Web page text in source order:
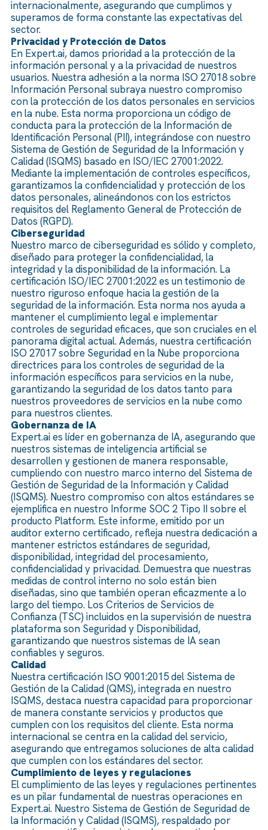
internacionalmente, asegurando que cumplimos y
superamos de forma constante las expectativas del
sector.
Privacidad y Protección de Datos
En Expert.ai, damos prioridad a la protección de la
información personal y a la privacidad de nuestros
usuarios. Nuestra adhesión a la norma ISO 27018 sobre
Información Personal subraya nuestro compromiso
con la protección de los datos personales en servicios
en la nube. Esta norma proporciona un código de
conducta para la protección de la Información de
Identificación Personal (PII), integrándose con nuestro
Sistema de Gestión de Seguridad de la Información y
Calidad (ISQMS) basado en ISO/IEC 27001:2022.
Mediante la implementación de controles específicos,
garantizamos la confidencialidad y protección de los
datos personales, alineándonos con los estrictos
requisitos del Reglamento General de Protección de
Datos (RGPD).
Ciberseguridad
Nuestro marco de ciberseguridad es sólido y completo,
diseñado para proteger la confidencialidad, la
integridad y la disponibilidad de la información. La
certificación ISO/IEC 27001:2022 es un testimonio de
nuestro riguroso enfoque hacia la gestión de la
seguridad de la información. Esta norma nos ayuda a
mantener el cumplimiento legal e implementar
controles de seguridad eficaces, que son cruciales en el
panorama digital actual. Además, nuestra certificación
ISO 27017 sobre Seguridad en la Nube proporciona
directrices para los controles de seguridad de la
información específicos para servicios en la nube,
garantizando la seguridad de los datos tanto para
nuestros proveedores de servicios en la nube como
para nuestros clientes.
Gobernanza de IA
Expert.ai es líder en gobernanza de IA, asegurando que
nuestros sistemas de inteligencia artificial se
desarrollen y gestionen de manera responsable,
cumpliendo con nuestro marco interno del Sistema de
Gestión de Seguridad de la Información y Calidad
(ISQMS). Nuestro compromiso con altos estándares se
ejemplifica en nuestro Informe SOC 2 Tipo II sobre el
producto Platform. Este informe, emitido por un
auditor externo certificado, refleja nuestra dedicación a
mantener estrictos estándares de seguridad,
disponibilidad, integridad del procesamiento,
confidencialidad y privacidad. Demuestra que nuestras
medidas de control interno no solo están bien
diseñadas, sino que también operan eficazmente a lo
largo del tiempo. Los Criterios de Servicios de
Confianza (TSC) incluidos en la supervisión de nuestra
plataforma son Seguridad y Disponibilidad,
garantizando que nuestros sistemas de IA sean
confiables y seguros.
Calidad
Nuestra certificación ISO 9001:2015 del Sistema de
Gestión de la Calidad (QMS), integrada en nuestro
ISQMS, destaca nuestra capacidad para proporcionar
de manera constante servicios y productos que
cumplen con los requisitos del cliente. Esta norma
internacional se centra en la calidad del servicio,
asegurando que entregamos soluciones de alta calidad
que cumplen con los estándares del sector.
Cumplimiento de leyes y regulaciones
El cumplimiento de las leyes y regulaciones pertinentes
es un pilar fundamental de nuestras operaciones en
Expert.ai. Nuestro Sistema de Gestión de Seguridad de
la Información y Calidad (ISQMS), respaldado por